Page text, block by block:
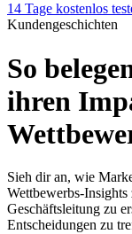
14 Tage kostenlos
Kundengeschichten
So
ihren
Sieh dir an, wie
Wettbewerbs-
Geschäftsleitung zu
Entscheidungen zu